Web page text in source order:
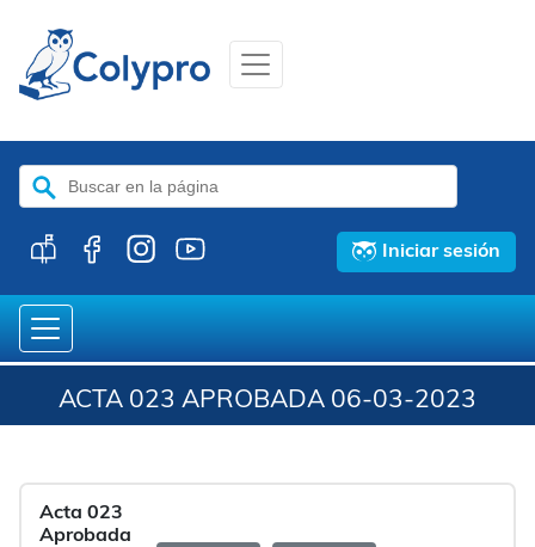
Buscar:
Iniciar sesión
ACTA 023 APROBADA 06-03-2023
Acta 023
Aprobada